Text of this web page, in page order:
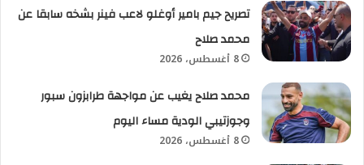
تصريح جيم بامير أوغلو لاعب فينر بشخه سابقا عن
محمد صلاح
8 أغسطس، 2026
محمد صلاح يغيب عن مواجهة طرابزون سبور
وجوزتيبي الودية مساء اليوم
8 أغسطس، 2026